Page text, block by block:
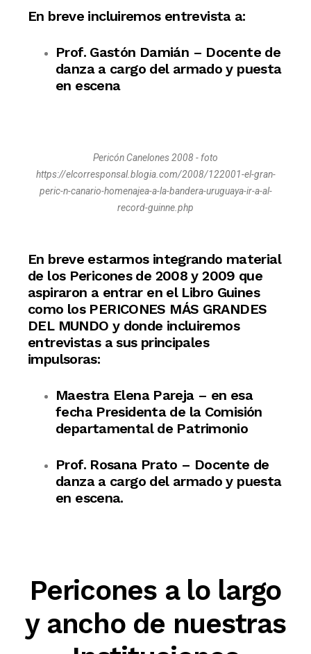
En breve incluiremos entrevista a:
Prof. Gastón Damián – Docente de
danza a cargo del armado y puesta
en escena
Pericón Canelones 2008 - foto
https://elcorresponsal.blogia.com/2008/122001-el-gran-
peric-n-canario-homenajea-a-la-bandera-uruguaya-ir-a-al-
record-guinne.php
En breve estarmos integrando material
de los Pericones de 2008 y 2009 que
aspiraron a entrar en el Libro Guines
como los PERICONES MÁS GRANDES
DEL MUNDO y donde incluiremos
entrevistas a sus principales
impulsoras:
Maestra Elena Pareja – en esa
fecha Presidenta de la Comisión
departamental de Patrimonio
Prof. Rosana Prato – Docente de
danza a cargo del armado y puesta
en escena.
Pericones a lo largo
y ancho de nuestras